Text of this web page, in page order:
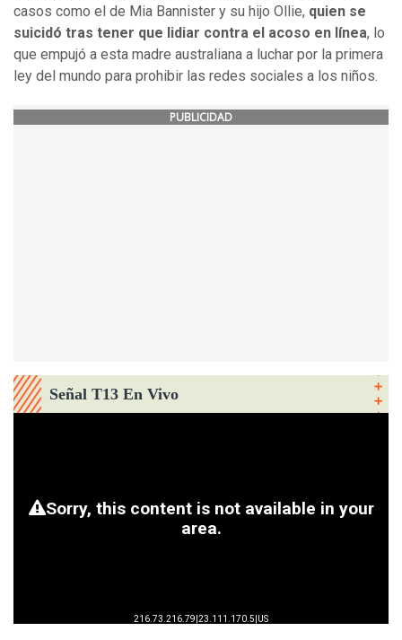
casos como el de Mia Bannister y su hijo Ollie, quien se
suicidó tras tener que lidiar contra el acoso en línea, lo
que empujó a esta madre australiana a luchar por la primera
ley del mundo para prohibir las redes sociales a los niños.
PUBLICIDAD
Señal T13 En Vivo